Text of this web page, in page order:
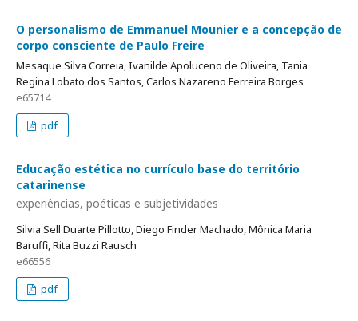
O personalismo de Emmanuel Mounier e a concepção de
corpo consciente de Paulo Freire
Mesaque Silva Correia, Ivanilde Apoluceno de Oliveira, Tania
Regina Lobato dos Santos, Carlos Nazareno Ferreira Borges
e65714
pdf
Educação estética no currículo base do território
catarinense
experiências, poéticas e subjetividades
Silvia Sell Duarte Pillotto, Diego Finder Machado, Mônica Maria
Baruffi, Rita Buzzi Rausch
e66556
pdf